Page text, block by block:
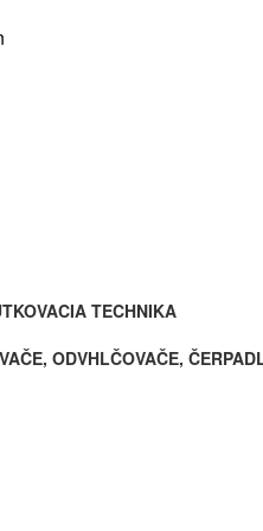
TECHNIKA
ODVHLČOVAČE,